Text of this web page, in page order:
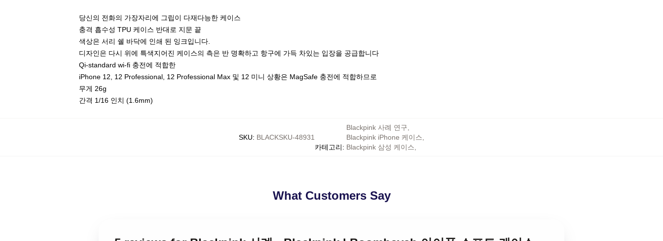
당신의 전화의 가장자리에 그립이 다재다능한 케이스
충격 흡수성 TPU 케이스 반대로 지문 끝
색상은 서리 쉘 바닥에 인쇄 된 잉크입니다.
디자인은 다시 위에 특색지어진 케이스의 측은 반 명확하고 항구에 가득 차있는 입장을 공급합니다
Qi-standard wi-fi 충전에 적합한
iPhone 12, 12 Professional, 12 Professional Max 및 12 미니 상황은 MagSafe 충전에 적합하므로
무게 26g
간격 1/16 인치 (1.6mm)
SKU: BLACKSKU-48931
카테고리:
Blackpink 사례 연구
Blackpink iPhone 케이스
Blackpink 삼성 케이스
What Customers Say